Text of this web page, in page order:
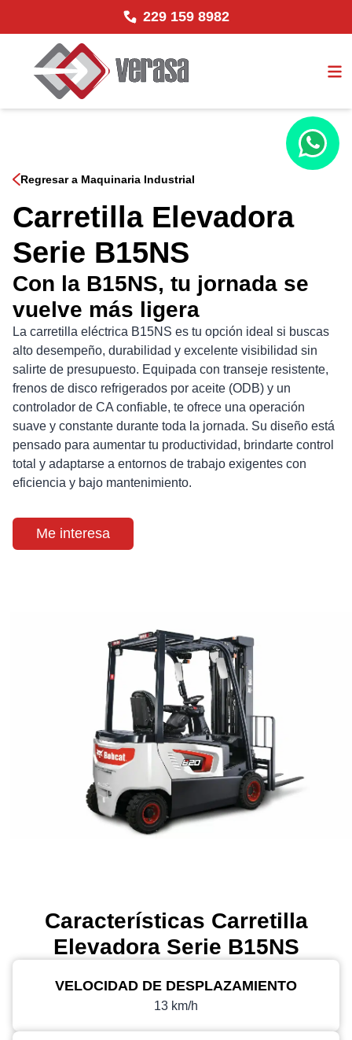
229 159 8982
Regresar a Maquinaria Industrial
Carretilla Elevadora
Serie B15NS
Con la B15NS, tu jornada se
vuelve más ligera
La carretilla eléctrica B15NS es tu opción ideal si buscas
alto desempeño, durabilidad y excelente visibilidad sin
salirte de presupuesto. Equipada con transeje resistente,
frenos de disco refrigerados por aceite (ODB) y un
controlador de CA confiable, te ofrece una operación
suave y constante durante toda la jornada. Su diseño está
pensado para aumentar tu productividad, brindarte control
total y adaptarse a entornos de trabajo exigentes con
eficiencia y bajo mantenimiento.
Me interesa
Características Carretilla
Elevadora Serie B15NS
VELOCIDAD DE DESPLAZAMIENTO
13 km/h